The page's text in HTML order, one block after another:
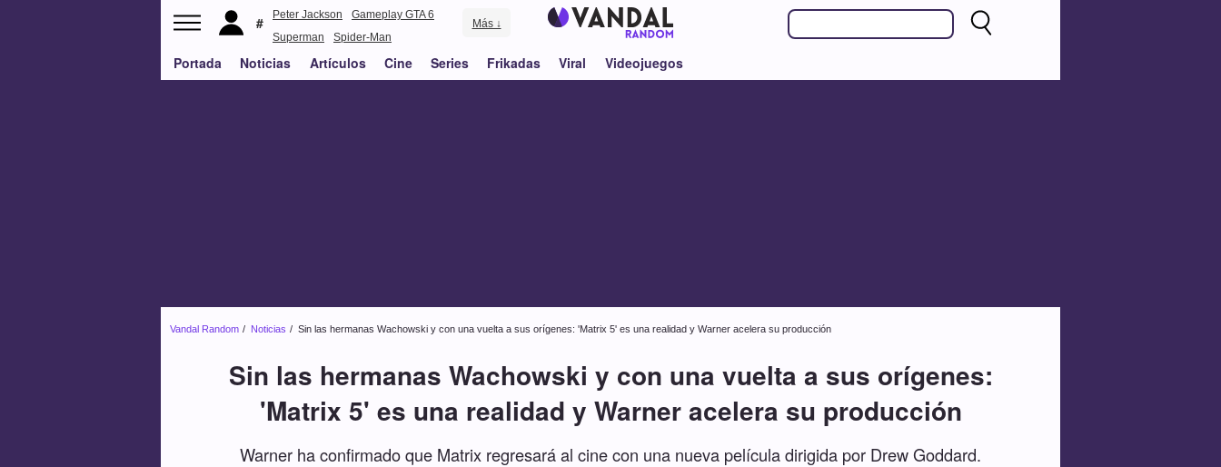
Peter Jackson
Gameplay GTA 6
Superman
Spider-Man
Más ↓
Portada Noticias Artículos Cine Series Frikadas Viral Videojuegos
Vandal Random Noticias Sin las hermanas Wachowski y con una vuelta a sus orígenes: 'Matrix 5' es una realidad y Warner acelera su producción
Sin las hermanas Wachowski y con una vuelta a sus orígenes:
'Matrix 5' es una realidad y Warner acelera su producción
Warner ha confirmado que Matrix regresará al cine con una nueva película dirigida por Drew Goddard.